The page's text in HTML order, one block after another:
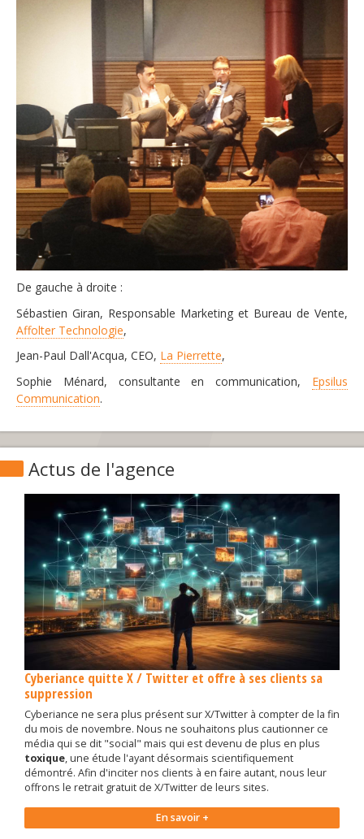
De gauche à droite :
Sébastien Giran, Responsable Marketing et Bureau de Vente,
Affolter Technologie,
Jean-Paul Dall'Acqua, CEO, La Pierrette,
Sophie Ménard, consultante en communication, Epsilus
Communication.
Actus de l'agence
Cyberiance quitte X / Twitter et offre à ses clients sa
suppression
Cyberiance ne sera plus présent sur X/Twitter à compter de la fin
du mois de novembre. Nous ne souhaitons plus cautionner ce
média qui se dit "social" mais qui est devenu de plus en plus
toxique, une étude l'ayant désormais scientifiquement
démontré. Afin d'inciter nos clients à en faire autant, nous leur
offrons le retrait gratuit de X/Twitter de leurs sites.
En savoir +